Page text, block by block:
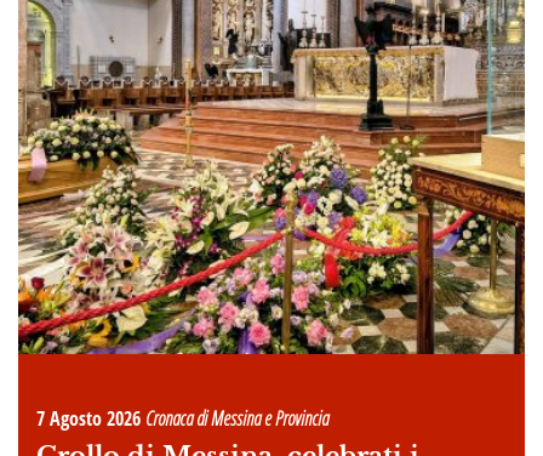
7 Agosto 2026 Cronaca di Messina e Provincia